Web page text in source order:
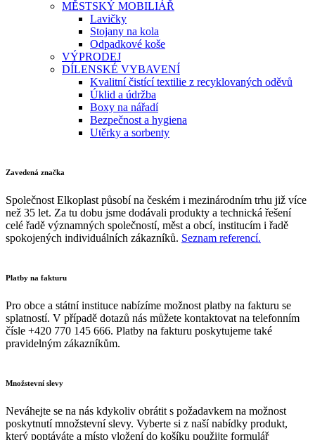
MĚSTSKÝ MOBILIÁŘ
Lavičky
Stojany na kola
Odpadkové koše
VÝPRODEJ
DÍLENSKÉ VYBAVENÍ
Kvalitní čistící textilie z recyklovaných oděvů
Úklid a údržba
Boxy na nářadí
Bezpečnost a hygiena
Utěrky a sorbenty
Zavedená značka
Společnost Elkoplast působí na českém i mezinárodním trhu již více
než 35 let. Za tu dobu jsme dodávali produkty a technická řešení
celé řadě významných společností, měst a obcí, institucím i řadě
spokojených individuálních zákazníků. Seznam referencí.
Platby na fakturu
Pro obce a státní instituce nabízíme možnost platby na fakturu se
splatností. V případě dotazů nás můžete kontaktovat na telefonním
čísle +420 770 145 666. Platby na fakturu poskytujeme také
pravidelným zákazníkům.
Množstevní slevy
Neváhejte se na nás kdykoliv obrátit s požadavkem na možnost
poskytnutí množstevní slevy. Vyberte si z naší nabídky produkt,
který poptáváte a místo vložení do košíku použijte formulář